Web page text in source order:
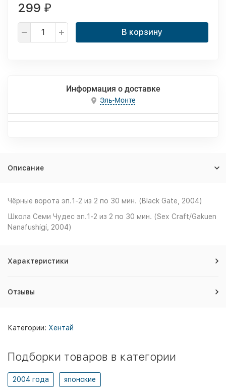
299 ₽
В корзину
Информация о доставке
Эль-Монте
Описание
Чёрные ворота эп.1-2 из 2 по 30 мин. (Black Gate, 2004)
Школа Семи Чудес эп.1-2 из 2 по 30 мин. (Seх Craft/Gakuen
Nanafushigi, 2004)
Характеристики
Отзывы
Категории: Хентай
Подборки товаров в категории
2004 года японские